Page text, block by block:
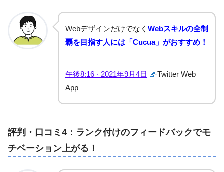
Webデザインだけでなく Webスキルの全制
覇を目指す人には「Cucua」がおすすめ！
午後8:16 · 2021年9月4日 ·Twitter Web
App
評判・口コミ4：ランク付けのフィードバックでモ
チベーション上がる！